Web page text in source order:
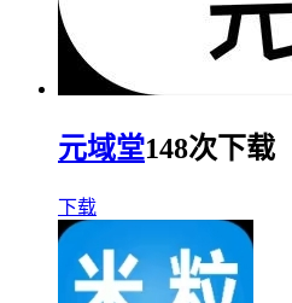
元域堂148次下载
下载